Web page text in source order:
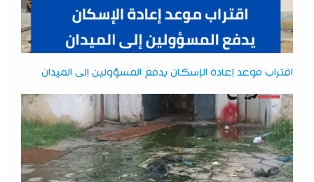
اقتراب موعد إعادة الإسكان يدفع المسؤولين إلى الميدان